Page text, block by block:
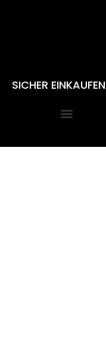
SICHER EINKAUFEN